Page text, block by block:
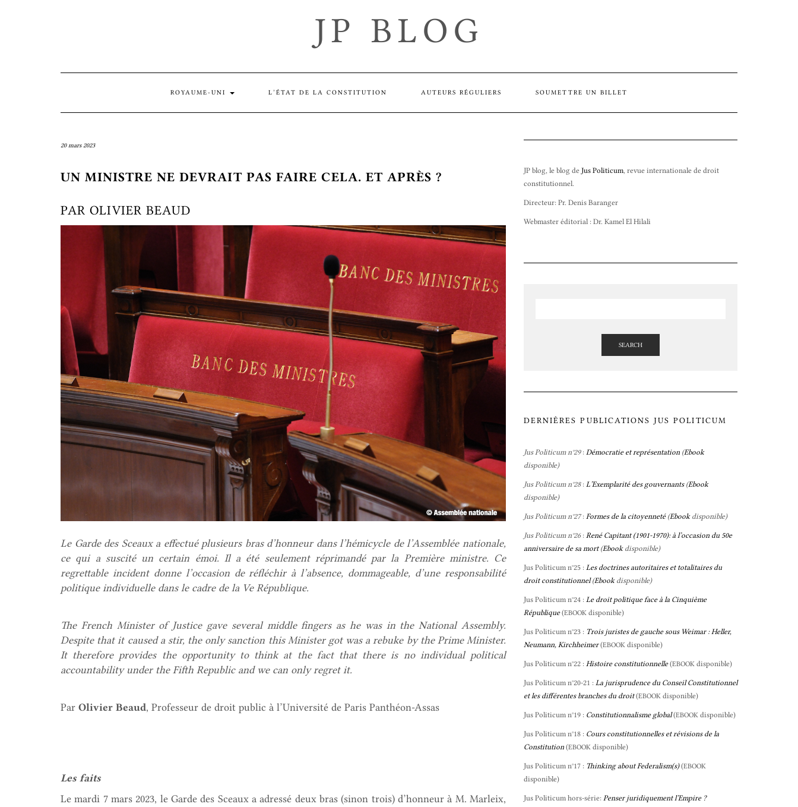
JP BLOG
ROYAUME-UNI L’ÉTAT DE LA CONSTITUTION AUTEURS RÉGULIERS SOUMETTRE UN BILLET
20 mars 2023
UN MINISTRE NE DEVRAIT PAS FAIRE CELA. ET APRÈS ?
PAR OLIVIER BEAUD
Le Garde des Sceaux a effectué plusieurs bras d’honneur dans l’hémicycle de l’Assemblée nationale,
ce qui a suscité un certain émoi. Il a été seulement réprimandé par la Première ministre. Ce
regrettable incident donne l’occasion de réfléchir à l’absence, dommageable, d’une responsabilité
politique individuelle dans le cadre de la Ve République.
The French Minister of Justice gave several middle fingers as he was in the National Assembly.
Despite that it caused a stir, the only sanction this Minister got was a rebuke by the Prime Minister.
It therefore provides the opportunity to think at the fact that there is no individual political
accountability under the Fifth Republic and we can only regret it.
Par Olivier Beaud, Professeur de droit public à l’Université de Paris Panthéon-Assas
Les faits
Le mardi 7 mars 2023, le Garde des Sceaux a adressé deux bras (sinon trois) d’honneur à M. Marleix,
JP blog, le blog de Jus Politicum, revue internationale de droit
constitutionnel.
Directeur: Pr. Denis Baranger
Webmaster éditorial : Dr. Kamel El Hilali
SEARCH
DERNIÈRES PUBLICATIONS JUS POLITICUM
Jus Politicum n°29: Démocratie et représentation (Ebook
disponible)
Jus Politicum n°28: L’Exemplarité des gouvernants(Ebook
disponible)
Jus Politicum n°27: Formes de la citoyenneté(Ebookdisponible)
Jus Politicum n°26: René Capitant (1901-1970): à l’occasion du 50e
anniversaire de sa mort(Ebookdisponible)
Jus Politicum n°25 : Les doctrines autoritaires et totalitaires du
droit constitutionnel(Ebookdisponible)
Jus Politicum n°24 : Le droit politique face à la Cinquième
République (EBOOK disponible)
Jus Politicum n°23 : Trois juristes de gauche sous Weimar : Heller,
Neumann, Kirchheimer (EBOOK disponible)
Jus Politicum n°22 : Histoire constitutionnelle (EBOOK disponible)
Jus Politicum n°20-21 : La jurisprudence du Conseil Constitutionnel
et les différentes branches du droit (EBOOK disponible)
Jus Politicum n°19 : Constitutionnalisme global (EBOOK disponible)
Jus Politicum n°18 : Cours constitutionnelles et révisions de la
Constitution (EBOOK disponible)
Jus Politicum n°17 : Thinking about Federalism(s) (EBOOK
disponible)
Jus Politicum hors-série: Penser juridiquement l’Empire ?